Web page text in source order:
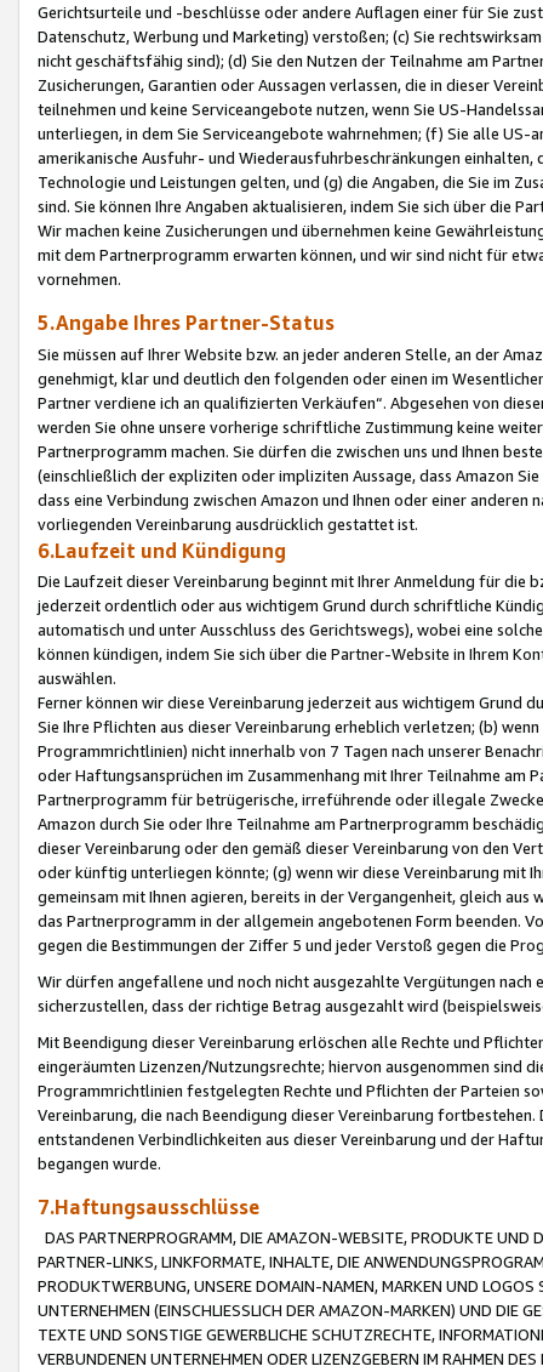
Gerichtsurteile und -beschlüsse oder andere Auflagen einer für Sie
Datenschutz, Werbung und Marketing) verstoßen; (c) Sie
nicht geschäftsfähig sind); (d) Sie den Nutzen der Teilnahme am
Zusicherungen, Garantien oder Aussagen verlassen, die in dieser
teilnehmen und keine Serviceangebote nutzen, wenn Sie US-
unterliegen, in dem Sie Serviceangebote wahrnehmen; (f) Sie alle
amerikanische Ausfuhr- und Wiederausfuhrbeschränkungen
Technologie und Leistungen gelten, und (g) die Angaben, die Sie im
sind. Sie können Ihre Angaben aktualisieren, indem Sie sich über die
Wir machen keine Zusicherungen und übernehmen keine
mit dem Partnerprogramm erwarten können, und wir sind nicht für
vornehmen.
5.Angabe Ihres Partner-Status
Sie müssen auf Ihrer Website bzw. an jeder anderen Stelle, an der
genehmigt, klar und deutlich den folgenden oder einen im
Partner verdiene ich an qualifizierten Verkäufen“. Abgesehen von
werden Sie ohne unsere vorherige schriftliche Zustimmung keine
Partnerprogramm machen. Sie dürfen die zwischen uns und Ihnen
(einschließlich der expliziten oder impliziten Aussage, dass Amazon
dass eine Verbindung zwischen Amazon und Ihnen oder einer
vorliegenden Vereinbarung ausdrücklich gestattet ist.
6.Laufzeit und Kündigung
Die Laufzeit dieser Vereinbarung beginnt mit Ihrer Anmeldung für die
jederzeit ordentlich oder aus wichtigem Grund durch schriftliche
automatisch und unter Ausschluss des Gerichtswegs), wobei eine
können kündigen, indem Sie sich über die Partner-Website in Ihrem
auswählen.
Ferner können wir diese Vereinbarung jederzeit aus wichtigem Grund
Sie Ihre Pflichten aus dieser Vereinbarung erheblich verletzen; (b)
Programmrichtlinien) nicht innerhalb von 7 Tagen nach unserer
oder Haftungsansprüchen im Zusammenhang mit Ihrer Teilnahme am
Partnerprogramm für betrügerische, irreführende oder illegale
Amazon durch Sie oder Ihre Teilnahme am Partnerprogramm
dieser Vereinbarung oder den gemäß dieser Vereinbarung von den
oder künftig unterliegen könnte; (g) wenn wir diese Vereinbarung mit
gemeinsam mit Ihnen agieren, bereits in der Vergangenheit, gleich
das Partnerprogramm in der allgemein angebotenen Form beenden.
gegen die Bestimmungen der Ziffer 5 und jeder Verstoß gegen die
Wir dürfen angefallene und noch nicht ausgezahlte Vergütungen
sicherzustellen, dass der richtige Betrag ausgezahlt wird
Mit Beendigung dieser Vereinbarung erlöschen alle Rechte und
eingeräumten Lizenzen/Nutzungsrechte; hiervon ausgenommen sind
Programmrichtlinien festgelegten Rechte und Pflichten der Parteien
Vereinbarung, die nach Beendigung dieser Vereinbarung
entstandenen Verbindlichkeiten aus dieser Vereinbarung und der
begangen wurde.
7.Haftungsausschlüsse
DAS PARTNERPROGRAMM, DIE AMAZON-WEBSITE, PRODUKTE UND
PARTNER-LINKS, LINKFORMATE, INHALTE, DIE
PRODUKTWERBUNG, UNSERE DOMAIN-NAMEN, MARKEN UND
UNTERNEHMEN (EINSCHLIESSLICH DER AMAZON-MARKEN) UND DIE
TEXTE UND SONSTIGE GEWERBLICHE SCHUTZRECHTE,
VERBUNDENEN UNTERNEHMEN ODER LIZENZGEBERN IM RAHMEN